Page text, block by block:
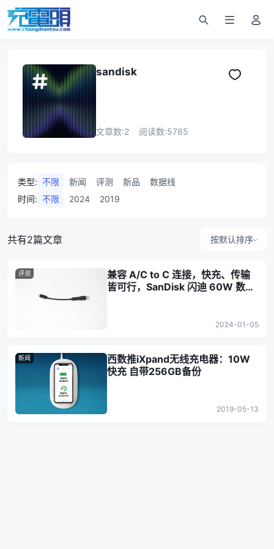
sandisk
文章数:2 阅读数:5785
类型: 不限 新闻 评测 新品
数据线
时间: 不限 2024 2019
共有2篇文章 按默认排序
评测
兼容 A/C to C 连接，快充、传输
皆可行，SanDisk 闪迪 60W 数据
2024-01-05
新闻
西数推iXpand无线充电器：10W
快充 自带256GB备份
2019-05-13